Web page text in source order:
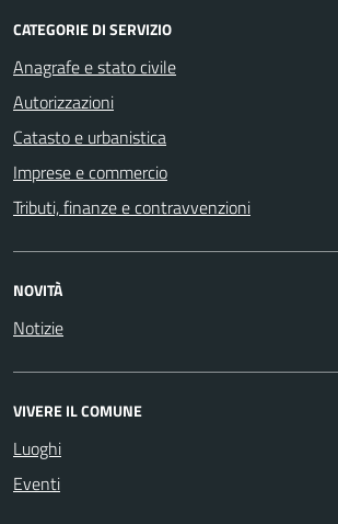
CATEGORIE DI SERVIZIO
Anagrafe e stato civile
Autorizzazioni
Catasto e urbanistica
Imprese e commercio
Tributi, finanze e contravvenzioni
NOVITÀ
Notizie
VIVERE IL COMUNE
Luoghi
Eventi